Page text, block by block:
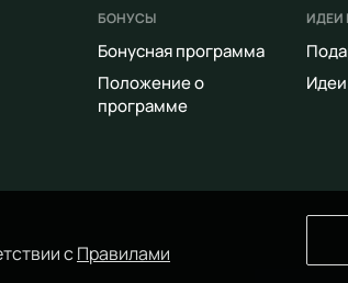
сПравилами
БОНУСЫ
Бонусная программа
Положение о
программе
ИДЕИ